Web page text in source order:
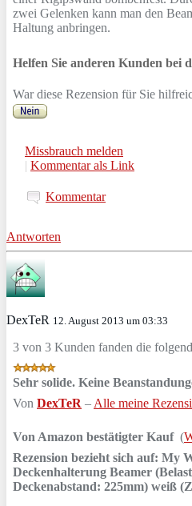
zwei Gelenken kann man den
Haltung anbringen.
Helfen Sie anderen Kunden bei
War diese Rezension für Sie
Missbrauch melden
| Kommentar als Link
Kommentar
Antworten
DexTeR 12. August 2013 um 03:33
3 von 3 Kunden fanden die
Sehr solide. Keine
Von DexTeR – Alle meine
Von Amazon bestätigter Kauf (
Rezension bezieht sich auf: My
Deckenhalterung Beamer
Deckenabstand: 225mm) weiß